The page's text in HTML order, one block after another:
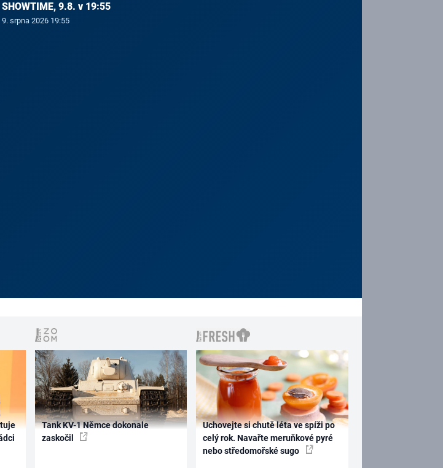
SHOWTIME, 9.8. v 19:55
9. srpna 2026 19:55
Tank KV-1 Němce dokonale
zaskočil
Uchovejte si chutě léta ve spíži po
celý rok. Navařte meruňkové pyré
nebo středomořské sugo